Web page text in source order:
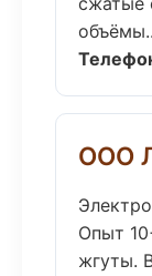
ООО
Опыт
жгуты.